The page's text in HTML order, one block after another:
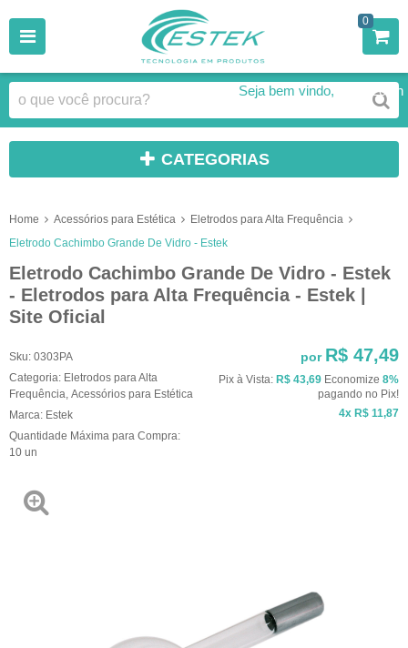
0
Seja bem vindo, Faça Login
CATEGORIAS
Home Acessórios para Estética
Eletrodos para Alta Frequência
Eletrodo Cachimbo Grande De Vidro - Estek
Eletrodo Cachimbo Grande De Vidro - Estek
- Eletrodos para Alta Frequência - Estek |
Site Oficial
Sku: 0303PA
Categoria: Eletrodos para Alta
Frequência Acessórios para Estética
Marca: Estek
Quantidade Máxima para Compra:
10 un
por R$ 47,49
Pix à Vista: R$ 43,69 Economize 8%
pagando no Pix!
4x R$ 11,87